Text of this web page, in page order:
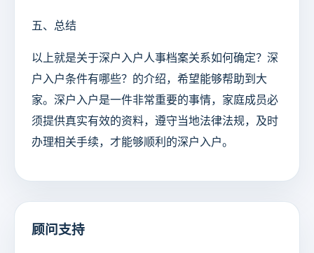
五、总结
以上就是关于深户入户人事档案关系如何确定？深
户入户条件有哪些？的介绍，希望能够帮助到大
家。深户入户是一件非常重要的事情，家庭成员必
须提供真实有效的资料，遵守当地法律法规，及时
办理相关手续，才能够顺利的深户入户。
顾问支持